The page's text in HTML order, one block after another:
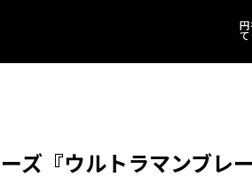
て
ズ『ウルトラマンブレ